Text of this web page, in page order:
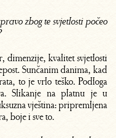
zbog te svjetlosti počeo
dimenzije, kvalitet svjetlosti
Sunčanim danima, kad
to je vrlo teško. Podloga
Slikanje na platnu je u
vještina: pripremljena
boje i sve to.